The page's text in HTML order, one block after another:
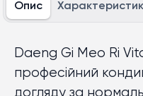
Опис
Daeng Gi Meo Ri
професійний
догляду за